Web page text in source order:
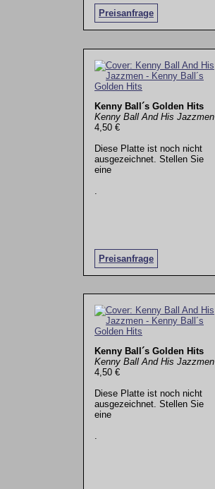
Preisanfrage
Kenny Ball´s Golden Hits
Kenny Ball And His Jazzmen
4,50 €
Diese Platte ist noch nicht
ausgezeichnet. Stellen Sie
eine
Preisanfrage
Kenny Ball´s Golden Hits
Kenny Ball And His Jazzmen
4,50 €
Diese Platte ist noch nicht
ausgezeichnet. Stellen Sie
eine
.